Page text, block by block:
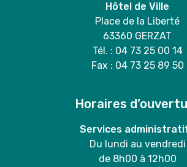
Hôtel de Ville
Place de la Liberté
63360 GERZAT
Tél. : 04 73 25 00 14
Fax : 04 73 25 89 50
Horaires
Services
Du lundi au vendredi
de 8h00 à 12h00